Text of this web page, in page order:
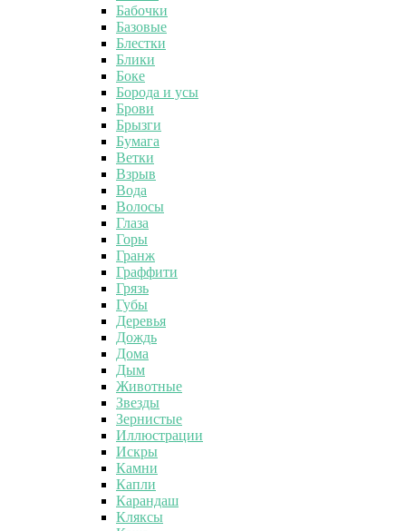
Бабочки
Базовые
Блестки
Блики
Боке
Борода и усы
Брови
Брызги
Бумага
Ветки
Взрыв
Вода
Волосы
Глаза
Горы
Гранж
Граффити
Грязь
Губы
Деревья
Дождь
Дома
Дым
Животные
Звезды
Зернистые
Иллюстрации
Искры
Камни
Капли
Карандаш
Кляксы